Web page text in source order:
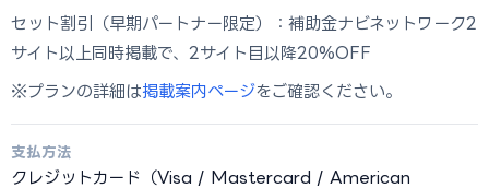
セット割引（早期パートナー限定）：補助金ナビネットワーク2
サイト以上同時掲載で、2サイト目以降20%OFF
※プランの詳細は掲載案内ページをご確認ください。
支払方法
クレジットカード（Visa / Mastercard / American